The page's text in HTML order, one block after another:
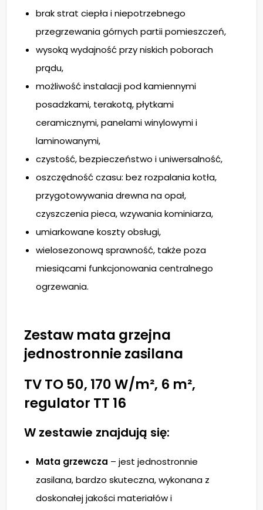
brak strat ciepła i niepotrzebnego
przegrzewania górnych partii pomieszczeń,
wysoką wydajność przy niskich poborach
prądu,
możliwość instalacji pod kamiennymi
posadzkami, terakotą, płytkami
ceramicznymi, panelami winylowymi i
laminowanymi,
czystość, bezpieczeństwo i uniwersalność,
oszczędność czasu: bez rozpalania kotła,
przygotowywania drewna na opał,
czyszczenia pieca, wzywania kominiarza,
umiarkowane koszty obsługi,
wielosezonową sprawność, także poza
miesiącami funkcjonowania centralnego
ogrzewania.
Zestaw mata grzejna
jednostronnie zasilana
TV TO 50, 170 W/m², 6 m²,
regulator TT 16
W zestawie znajdują się:
Mata grzewcza – jest jednostronnie
zasilana, bardzo skuteczna, wykonana z
doskonałej jakości materiałów i